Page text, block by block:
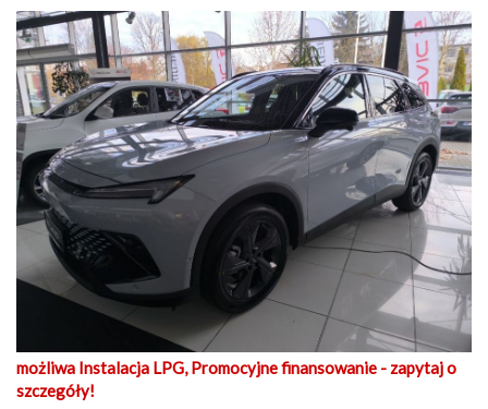
możliwa Instalacja LPG, Promocyjne finansowanie - zapytaj o
szczegóły!